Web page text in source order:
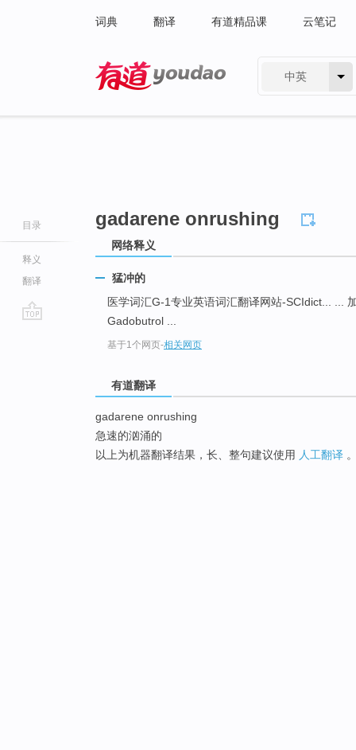
词典 翻译 有道精品课 云笔记
中英
目录
释义
翻译
gadarene onrushing
网络释义
猛冲的
医学词汇G-1专业英语词汇翻译网站-SCIdict... ...
Gadobutrol ...
基于1个网页-相关网页
有道翻译
gadarene onrushing
急速的汹涌的
以上为机器翻译结果，长、整句建议使用 人工翻译